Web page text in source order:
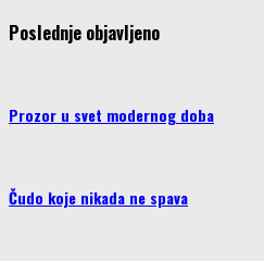
Poslednje objavljeno
Prozor u svet modernog doba
Čudo koje nikada ne spava